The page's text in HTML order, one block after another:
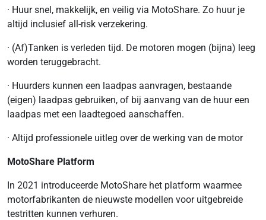
· Huur snel, makkelijk, en veilig via MotoShare. Zo huur je
altijd inclusief all-risk verzekering.
· (Af)Tanken is verleden tijd. De motoren mogen (bijna) leeg
worden teruggebracht.
· Huurders kunnen een laadpas aanvragen, bestaande
(eigen) laadpas gebruiken, of bij aanvang van de huur een
laadpas met een laadtegoed aanschaffen.
· Altijd professionele uitleg over de werking van de motor
MotoShare Platform
In 2021 introduceerde MotoShare het platform waarmee
motorfabrikanten de nieuwste modellen voor uitgebreide
testritten kunnen verhuren.